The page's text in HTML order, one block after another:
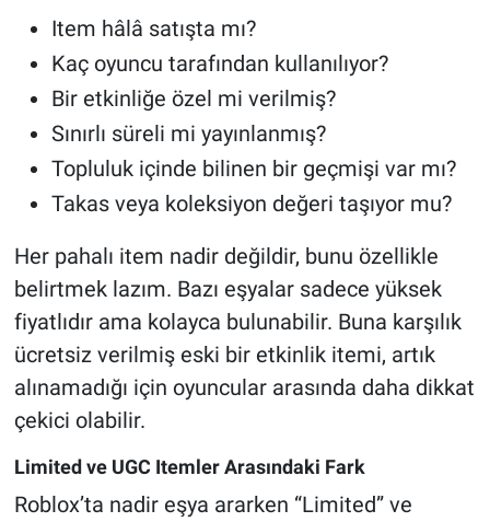
Item hâlâ satışta mı?
Kaç oyuncu tarafından kullanılıyor?
Bir etkinliğe özel mi verilmiş?
Sınırlı süreli mi yayınlanmış?
Topluluk içinde bilinen bir geçmişi var mı?
Takas veya koleksiyon değeri taşıyor mu?
Her pahalı item nadir değildir, bunu özellikle
belirtmek lazım. Bazı eşyalar sadece yüksek
fiyatlıdır ama kolayca bulunabilir. Buna karşılık
ücretsiz verilmiş eski bir etkinlik itemi, artık
alınamadığı için oyuncular arasında daha dikkat
çekici olabilir.
Limited ve UGC Itemler Arasındaki Fark
Roblox’ta nadir eşya ararken “Limited” ve